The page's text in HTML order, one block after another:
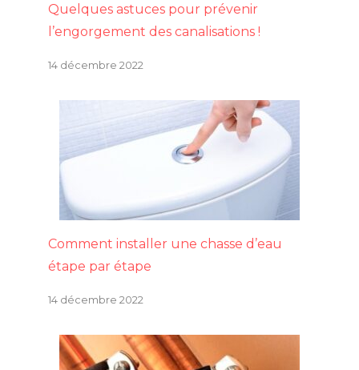
Quelques astuces pour prévenir
l’engorgement des canalisations !
14 décembre 2022
Comment installer une chasse d’eau
étape par étape
14 décembre 2022